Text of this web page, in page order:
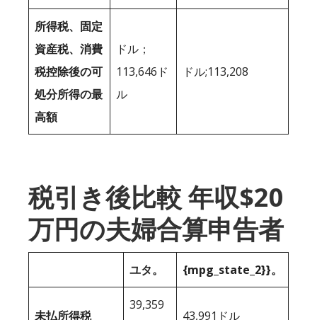
所得税、固定
資産税、消費
税控除後の可
処分所得の最
高額
ドル；
113,646ド
ル
ドル;113,208
税引き後比較 年収$20
万円の夫婦合算申告者
ユタ。 {mpg_state_2}}。
未払所得税
39,359
43,991ドル